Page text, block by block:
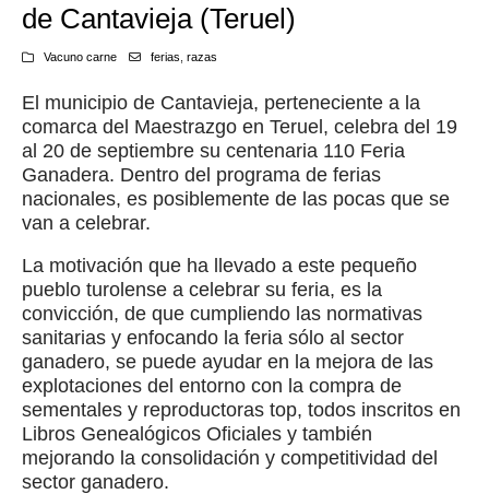
de Cantavieja (Teruel)
Vacuno carne ferias razas
El municipio de Cantavieja, perteneciente a la
comarca del Maestrazgo en Teruel, celebra del 19
al 20 de septiembre su centenaria 110 Feria
Ganadera. Dentro del programa de ferias
nacionales, es posiblemente de las pocas que se
van a celebrar.
La motivación que ha llevado a este pequeño
pueblo turolense a celebrar su feria, es la
convicción, de que cumpliendo las normativas
sanitarias y enfocando la feria sólo al sector
ganadero, se puede ayudar en la mejora de las
explotaciones del entorno con la compra de
sementales y reproductoras top, todos inscritos en
Libros Genealógicos Oficiales y también
mejorando la consolidación y competitividad del
sector ganadero.